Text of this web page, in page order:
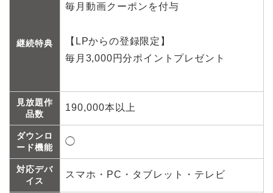
継続特典
毎月動画クーポンを付与
【LPからの登録限定】
毎月3,000円分ポイントプレゼント
見放題作
品数
190,000本以上
ダウンロ
ード機能
◯
対応デバ
イス
スマホ・PC・タブレット・テレビ